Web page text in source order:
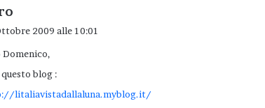
e
t
t
2009 alle 10:01
Domenico,
questo blog :
litaliavistadallaluna.myblog.it/